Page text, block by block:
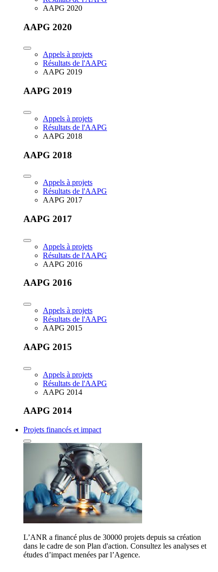
AAPG 2020
AAPG 2020
Appels à projets
Résultats de l'AAPG
AAPG 2019
AAPG 2019
Appels à projets
Résultats de l'AAPG
AAPG 2018
AAPG 2018
Appels à projets
Résultats de l'AAPG
AAPG 2017
AAPG 2017
Appels à projets
Résultats de l'AAPG
AAPG 2016
AAPG 2016
Appels à projets
Résultats de l'AAPG
AAPG 2015
AAPG 2015
Appels à projets
Résultats de l'AAPG
AAPG 2014
AAPG 2014
Projets financés et impact
L’ANR a financé plus de 30000 projets depuis sa création
dans le cadre de son Plan d'action. Consultez les analyses et
études d’impact menées par l’Agence.